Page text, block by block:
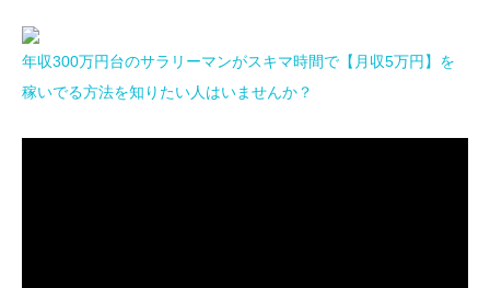
年収300万円台のサラリーマンがスキマ時間で【月収5万円】を
稼いでる方法を知りたい人はいませんか？